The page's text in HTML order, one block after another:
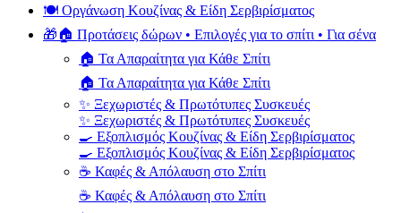
🍽️ Οργάνωση Κουζίνας & Είδη Σερβιρίσματος
🎁🏠 Προτάσεις δώρων • Επιλογές για το σπίτι • Για σένα
🏠 Τα Απαραίτητα για Κάθε Σπίτι
🏠 Τα Απαραίτητα για Κάθε Σπίτι
✨ Ξεχωριστές & Πρωτότυπες Συσκευές
✨ Ξεχωριστές & Πρωτότυπες Συσκευές
🍳 Εξοπλισμός Κουζίνας & Είδη Σερβιρίσματος
🍳 Εξοπλισμός Κουζίνας & Είδη Σερβιρίσματος
☕ Καφές & Απόλαυση στο Σπίτι
☕ Καφές & Απόλαυση στο Σπίτι